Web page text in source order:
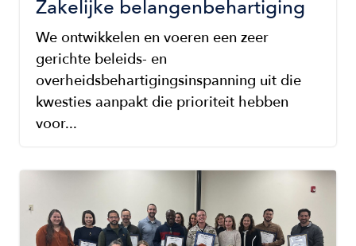
Zakelijke belangenbehartiging
We ontwikkelen en voeren een zeer
gerichte beleids- en
overheidsbehartigingsinspanning uit die
kwesties aanpakt die prioriteit hebben
voor...
Image